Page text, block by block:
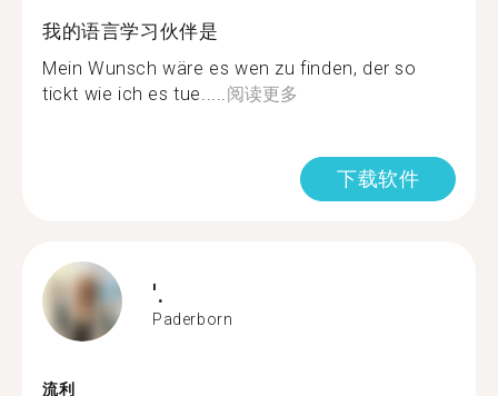
我的语言学习伙伴是
Mein Wunsch wäre es wen zu finden, der so
tickt wie ich es tue.....阅读更多
下载软件
'.
Paderborn
流利